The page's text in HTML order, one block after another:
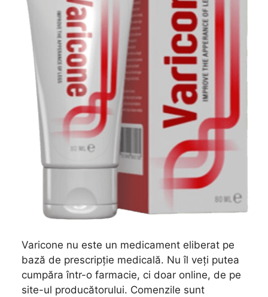
Varicone nu este un medicament eliberat pe
bază de prescripție medicală. Nu îl veți putea
cumpăra într-o farmacie, ci doar online, de pe
site-ul producătorului. Comenzile sunt